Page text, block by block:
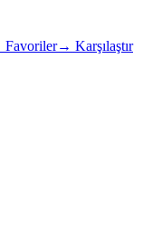
Favoriler→ Karşılaştır